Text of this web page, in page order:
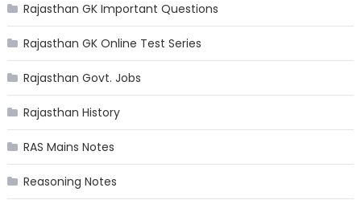
Rajasthan GK Important Questions
Rajasthan GK Online Test Series
Rajasthan Govt. Jobs
Rajasthan History
RAS Mains Notes
Reasoning Notes